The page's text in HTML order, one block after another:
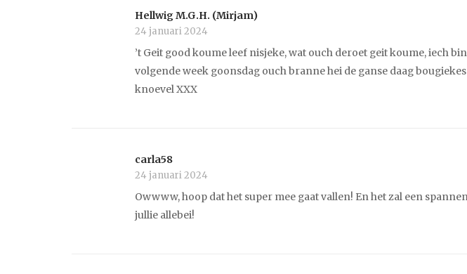
Hellwig M.G.H. (Mirjam)
24 januari 2024
’t Geit good koume leef nisjeke, wat ouch deroet geit koume, iech
volgende week goonsdag ouch branne hei de ganse daag
knoevel XXX
carla58
24 januari 2024
Owwww, hoop dat het super mee gaat vallen! En het zal een
jullie allebei!